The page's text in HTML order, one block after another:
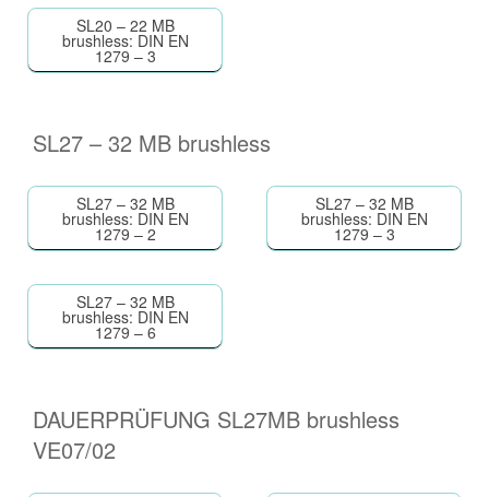
SL20 – 22 MB
brushless: DIN EN
1279 – 3
SL27 – 32 MB brushless
SL27 – 32 MB
brushless: DIN EN
1279 – 2
SL27 – 32 MB
brushless: DIN EN
1279 – 3
SL27 – 32 MB
brushless: DIN EN
1279 – 6
DAUERPRÜFUNG SL27MB brushless
VE07/02